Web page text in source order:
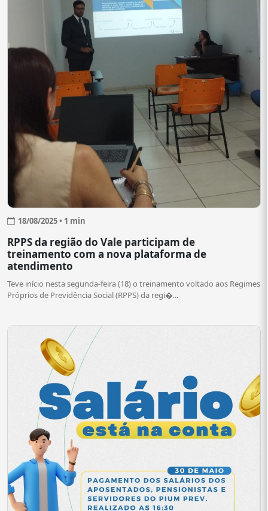
18/08/2025 • 1 min
RPPS da região do Vale participam de
treinamento com a nova plataforma de
atendimento
Teve início nesta segunda-feira (18) o treinamento voltado aos Regimes
Próprios de Previdência Social (RPPS) da regi�...